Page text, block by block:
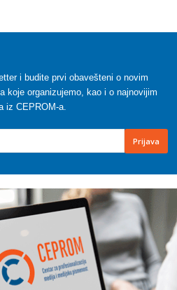
i budite prvi obavešteni o novim
koje organizujemo, kao i o najnovijim
iz CEPROM-a.